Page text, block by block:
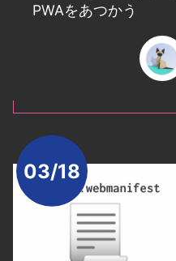
PWAをあつかう
03/18